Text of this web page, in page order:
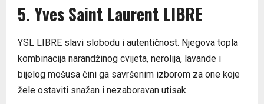
5. Yves Saint Laurent LIBRE
YSL LIBRE slavi slobodu i autentičnost. Njegova topla
kombinacija narandžinog cvijeta, nerolija, lavande i
bijelog mošusa čini ga savršenim izborom za one koje
žele ostaviti snažan i nezaboravan utisak.